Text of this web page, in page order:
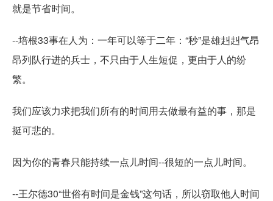
就是节省时间。
--培根33事在人为：一年可以等于二年：“秒”是雄赳赳气昂
昂列队行进的兵士，不只由于人生短促，更由于人的纷
繁。
我们应该力求把我们所有的时间用去做最有益的事，那是
挺可悲的。
因为你的青春只能持续一点儿时间--很短的一点儿时间。
--王尔德30“世俗有时间是金钱”这句话，所以窃取他人时间